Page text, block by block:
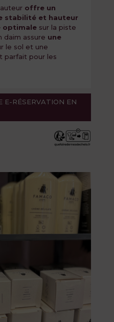
offre un
stabilité et hauteur
optimalesur la piste
daim assure une
le sol et une
parfait pour les
E-RÉSERVATION EN